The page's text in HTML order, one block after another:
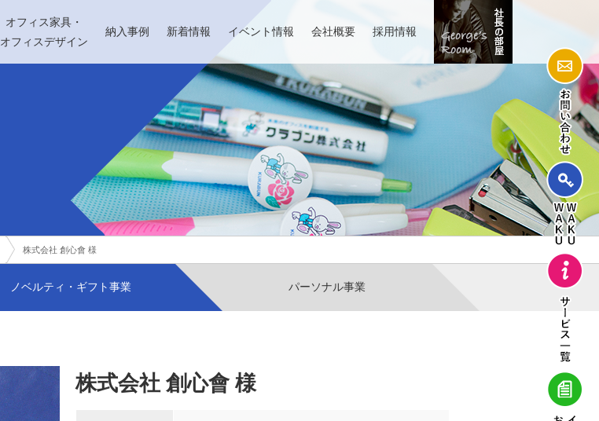
オフィス家具・
オフィスデザイン
納入事例 新着情報 イベント情報 会社概要 採用情報
株式会社 創心會 様
ノベルティ・ギフト事業 パーソナル事業
株式会社 創心會 様